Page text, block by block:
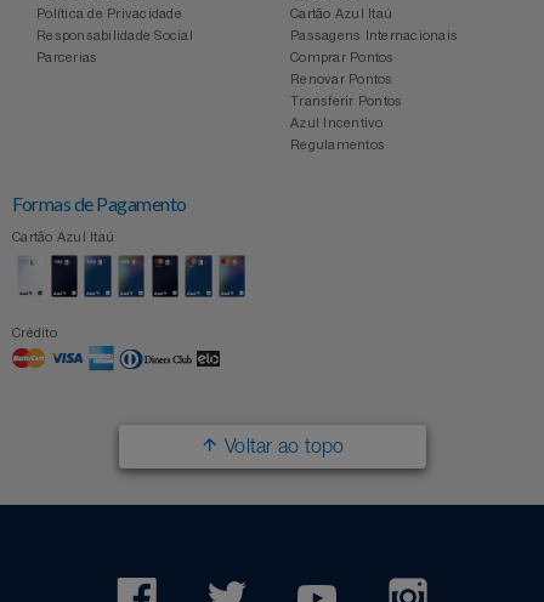
Política de Privacidade
Responsabilidade Social
Parcerias
Cartão Azul Itaú
Passagens Internacionais
Comprar Pontos
Renovar Pontos
Transferir Pontos
Azul Incentivo
Regulamentos
Formas de Pagamento
Cartão Azul Itaú
Crédito
Voltar ao topo